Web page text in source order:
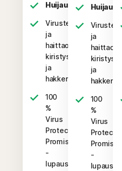
Huijaussuoja
Virustentorjunta
ja
haittaohjelma-,
kiristysohjelma-
ja
hakkerointisuojaus
100
%
Virus
Protection
Promise
-
lupaus
ja
ja
100
%
Virus
Protection
Promise
-
lupaus